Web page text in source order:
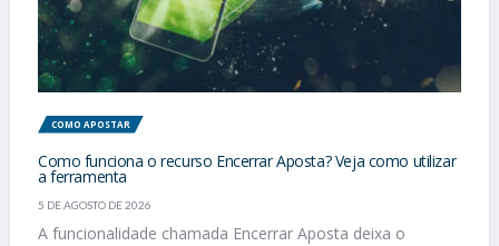
COMO APOSTAR
Como funciona o recurso Encerrar Aposta? Veja como utilizar
a ferramenta
5 DE AGOSTO DE 2026
A funcionalidade chamada Encerrar Aposta deixa o